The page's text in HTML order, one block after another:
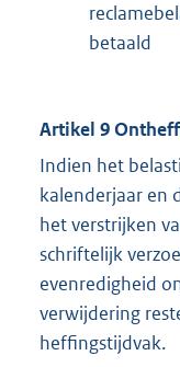
betaald
Artikel 9
Indien het
kalenderjaar en
het verstrijken
schriftelijk
evenredigheid
verwijdering
heffingstijdvak.